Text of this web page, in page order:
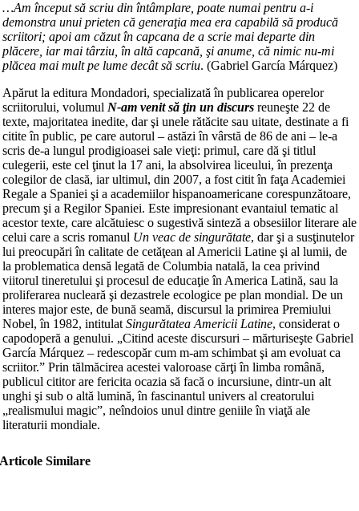
…Am început să scriu din întâmplare, poate numai pentru a-i
demonstra unui prieten că generaţia mea era capabilă să producă
scriitori; apoi am căzut în capcana de a scrie mai departe din
plăcere, iar mai târziu, în altă capcană, şi anume, că nimic nu-mi
plăcea mai mult pe lume decât să scriu. (Gabriel García Márquez)
Apărut la editura Mondadori, specializată în publicarea operelor
scriitorului, volumul N-am venit să ţin un discurs reuneşte 22 de
texte, majoritatea inedite, dar şi unele rătăcite sau uitate, destinate a fi
citite în public, pe care autorul – astăzi în vârstă de 86 de ani – le-a
scris de-a lungul prodigioasei sale vieţi: primul, care dă şi titlul
culegerii, este cel ţinut la 17 ani, la absolvirea liceului, în prezenţa
colegilor de clasă, iar ultimul, din 2007, a fost citit în faţa Academiei
Regale a Spaniei şi a academiilor hispanoamericane corespunzătoare,
precum şi a Regilor Spaniei. Este impresionant evantaiul tematic al
acestor texte, care alcătuiesc o sugestivă sinteză a obsesiilor literare ale
celui care a scris romanul Un veac de singurătate, dar şi a susţinutelor
lui preocupări în calitate de cetăţean al Americii Latine şi al lumii, de
la problematica densă legată de Columbia natală, la cea privind
viitorul tineretului şi procesul de educaţie în America Latină, sau la
proliferarea nucleară şi dezastrele ecologice pe plan mondial. De un
interes major este, de bună seamă, discursul la primirea Premiului
Nobel, în 1982, intitulat Singurătatea Americii Latine, considerat o
capodoperă a genului. „Citind aceste discursuri – mărturiseşte Gabriel
García Márquez – redescopăr cum m-am schimbat şi am evoluat ca
scriitor.” Prin tălmăcirea acestei valoroase cărţi în limba română,
publicul cititor are fericita ocazia să facă o incursiune, dintr-un alt
unghi şi sub o altă lumină, în fascinantul univers al creatorului
„realismului magic”, neîndoios unul dintre geniile în viaţă ale
literaturii mondiale.
Articole Similare